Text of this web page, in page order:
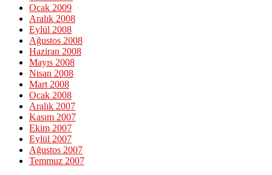
Ocak 2009
Aralık 2008
Eylül 2008
Ağustos 2008
Haziran 2008
Mayıs 2008
Nisan 2008
Mart 2008
Ocak 2008
Aralık 2007
Kasım 2007
Ekim 2007
Eylül 2007
Ağustos 2007
Temmuz 2007